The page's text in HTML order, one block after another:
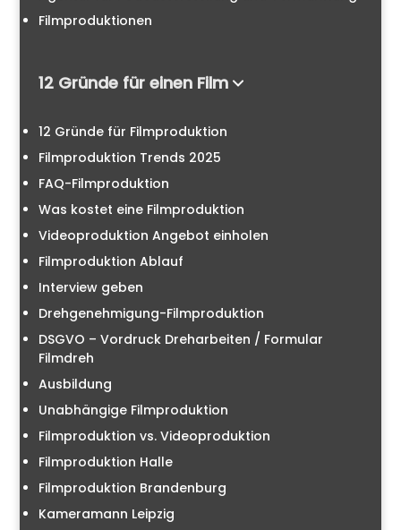
Filmproduktionen
12 Gründe für einen Film
12 Gründe für Filmproduktion
Filmproduktion Trends 2025
FAQ-Filmproduktion
Was kostet eine Filmproduktion
Videoproduktion Angebot einholen
Filmproduktion Ablauf
Interview geben
Drehgenehmigung-Filmproduktion
DSGVO – Vordruck Dreharbeiten / Formular
Filmdreh
Ausbildung
Unabhängige Filmproduktion
Filmproduktion vs. Videoproduktion
Filmproduktion Halle
Filmproduktion Brandenburg
Kameramann Leipzig